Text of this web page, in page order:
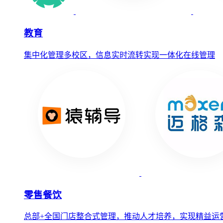
教育
集中化管理多校区，信息实时流转实现一体化在线管理
零售餐饮
总部+全国门店整合式管理，推动人才培养，实现精益运